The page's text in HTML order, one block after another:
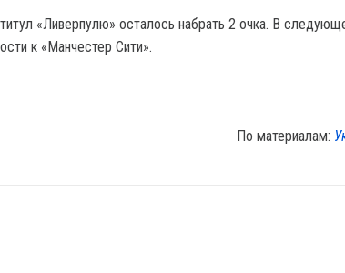
«Ливерпулю» осталось набрать 2 очка. В
к «Манчестер Сити».
По материалам: